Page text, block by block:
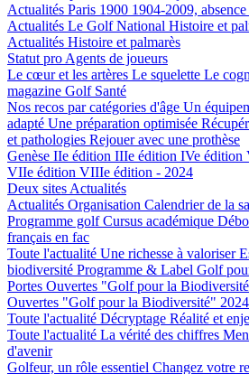
Actualités Paris 1900 1904-2009,
Actualités Le Golf National Histoire et
Actualités Histoire et palmarès
Statut pro Agents de joueurs
Le cœur et les artères Le squelette Le
magazine Golf Santé
Nos recos par catégories d'âge Un
adapté Une préparation optimisée
et pathologies Rejouer avec une prothèse
Genèse IIe édition IIIe édition IVe édition
VIIe édition VIIIe édition - 2024
Deux sites Actualités
Actualités Organisation Calendrier de la
Programme golfCursus académique
français en fac
Toute l'actualité Une richesse à valoriser
biodiversité Programme & Label Golf
Portes Ouvertes "Golf pour la
Ouvertes "Golf pour la Biodiversité" 2024
Toute l'actualité Décryptage Réalité et
Toute l'actualité La vérité des chiffres
d'avenir
Golfeur, un rôle essentiel Changez votre